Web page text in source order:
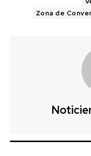
Zona de